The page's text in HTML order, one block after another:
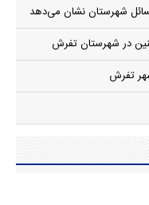
شهرستان نشان می‌دهد
در شهرستان تفرش
تفرش